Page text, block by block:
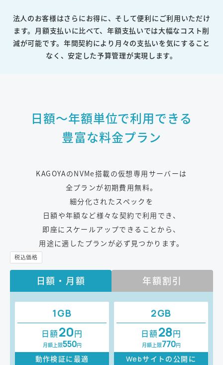
法人のお客様はさらにお得に、そして便利にご利用いただけ
ます。 月額支払いに比べて、年額支払いでは大幅なコスト削
減が可能です。 年間契約により月々の支払いを気にすること
なく、安定した予算管理が実現します。
日額～年額単位で利用できる
豊富な料金プラン
KAGOYAのNVMe搭載の仮想専用サーバーは
全プランが初期費用無料。
細分化されたスペックを
日額や年額など様々な契約で利用でき、
即座にスケールアップできることから、
用途に適したプランが必ず見つかります。
日額・月額 年額割引
1GB
日額20円
月額上限550円
動作検証に最適
2GB
日額28円
月額上限770円
Webサイトの公開に